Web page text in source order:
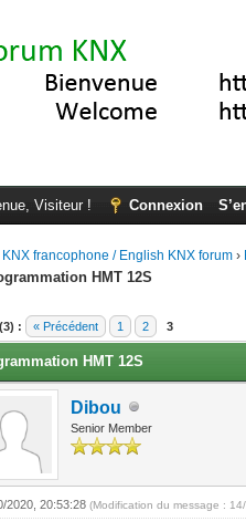
Visiteur ! Connexion
KNX francophone / English KNX forum ›
HMT 12S
: « Précédent 1 2 3
: 0 (0 vote(s))
HMT 12S
Dibou
Senior Member
2020, 20:53:28(Modification du message :